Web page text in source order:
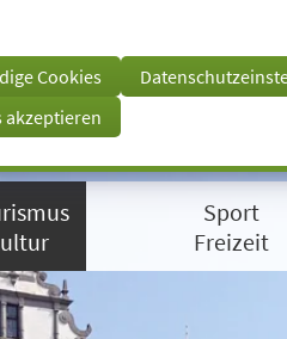
Cookies
akzeptieren
Sport
Freizeit